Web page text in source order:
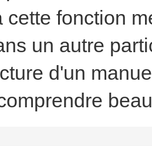
cette fonction
un autre
d'un